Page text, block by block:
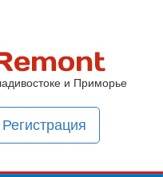
и Приморье
Регистрация